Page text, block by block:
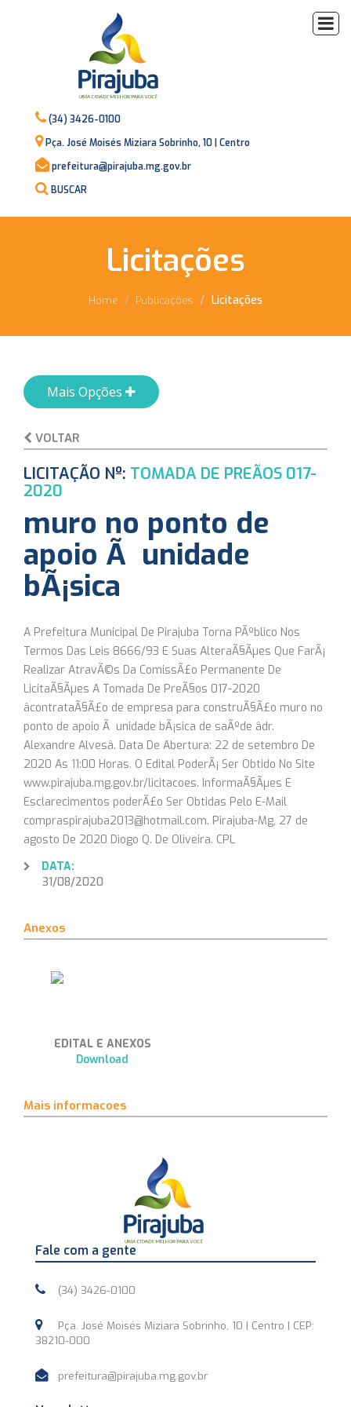
(34) 3426-0100
Pça. José Moisés Miziara Sobrinho, 10 | Centro
prefeitura@pirajuba.mg.gov.br
BUSCAR
Licitações
Home Publicações Licitações
Mais Opções
VOLTAR
LICITAÇÃO Nº: TOMADA DE PREÃOS 017-
2020
muro no ponto de
apoio Ã unidade
bÃ¡sica
A Prefeitura Municipal De Pirajuba Torna PÃºblico Nos
Termos Das Leis 8666/93 E Suas AlteraÃ§Ãµes Que FarÃ¡
Realizar AtravÃ©s Da ComissÃ£o Permanente De
LicitaÃ§Ãµes A Tomada De PreÃ§os 017-2020
âcontrataÃ§Ã£o de empresa para construÃ§Ã£o muro no
ponto de apoio Ã unidade bÃ¡sica de saÃºde âdr.
Alexandre Alvesâ. Data De Abertura: 22 de setembro De
2020 As 11:00 Horas. O Edital PoderÃ¡ Ser Obtido No Site
www.pirajuba.mg.gov.br/licitacoes. InformaÃ§Ãµes E
Esclarecimentos poderÃ£o Ser Obtidas Pelo E-Mail
compraspirajuba2013@hotmail.com. Pirajuba-Mg, 27 de
agosto De 2020 Diogo Q. De Oliveira. CPL
DATA:
31/08/2020
Anexos
EDITAL E ANEXOS
Download
Mais informacoes
Fale com a gente
(34) 3426-0100
Pça. José Moisés Miziara Sobrinho, 10 | Centro | CEP:
38210-000
prefeitura@pirajuba.mg.gov.br